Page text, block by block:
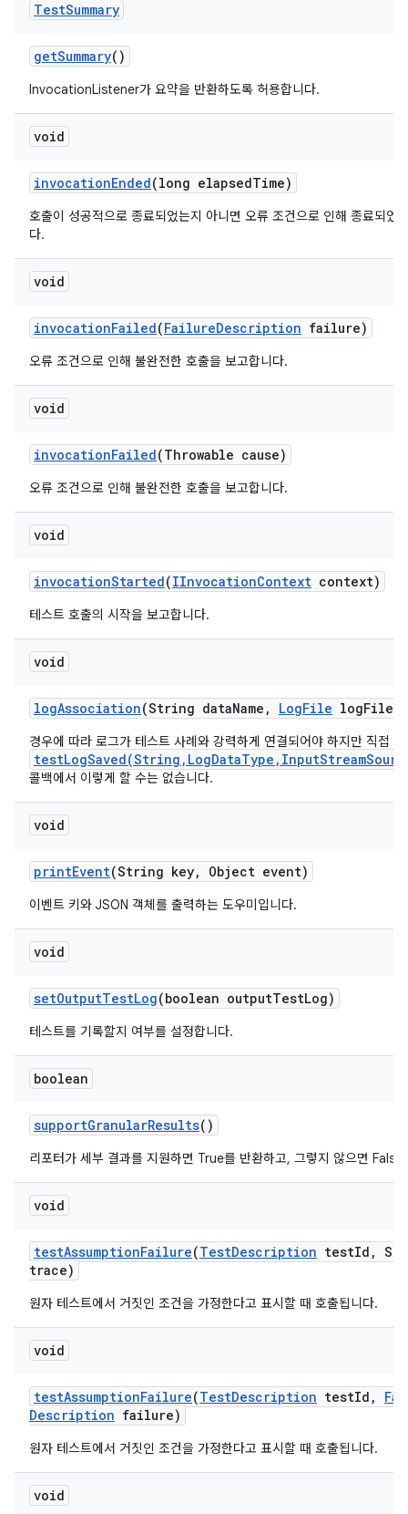
TestSummary
getSummary()
InvocationListener가 요약을 반환하도록 허용합니다.
void
invocationEnded(long elapsedTime)
호출이 성공적으로 종료되었는지 아니면 오류 조건으로 인해 종료되었
다.
void
invocationFailed(FailureDescription failure)
오류 조건으로 인해 불완전한 호출을 보고합니다.
void
invocationFailed(Throwable cause)
오류 조건으로 인해 불완전한 호출을 보고합니다.
void
invocationStarted(IInvocationContext context)
테스트 호출의 시작을 보고합니다.
void
logAssociation(String dataName , LogFile logFile)
경우에 따라 로그가 테스트 사례와 강력하게 연결되어야 하지만 직접
콜백에서 이렇게 할 수는 없습니다.
void
printEvent(String key, Object event)
이벤트 키와 JSON 객체를 출력하는 도우미입니다.
void
setOutputTestLog(boolean outputTestLog)
테스트를 기록할지 여부를 설정합니다.
boolean
supportGranularResults()
리포터가 세부 결과를 지원하면 True를 반환하고, 그렇지 않으면 False
void
testAssumptionFailure(TestDescription testId ,
trace)
원자 테스트에서 거짓인 조건을 가정한다고 표시할 때 호출됩니다.
void
testAssumptionFailure(TestDescription testId ,
Description failure)
원자 테스트에서 거짓인 조건을 가정한다고 표시할 때 호출됩니다.
void